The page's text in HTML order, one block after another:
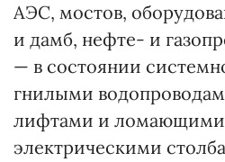
АЭС, мостов,
и дамб, нефте- и
— в состоянии
гнилыми
лифтами и
электрическими